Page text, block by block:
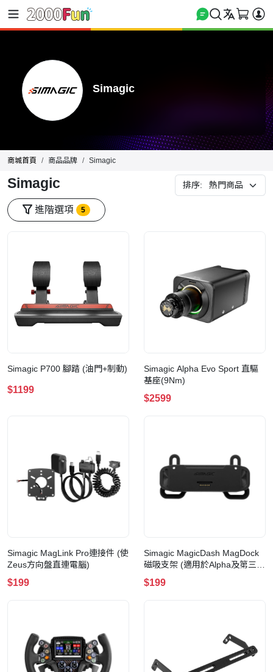
Simagic
商城首頁 商品品牌 Simagic
Simagic 排序:
進階選項 5
Simagic P700 腳踏 (油門+制動)
$1199
Simagic Alpha Evo Sport 直驅
基座(9Nm)
$2599
Simagic MagLink Pro連接件 (使
Zeus方向盤直連電腦)
$199
Simagic MagicDash MagDock
磁吸支架 (適用於Alpha及第三方
基座)
$199